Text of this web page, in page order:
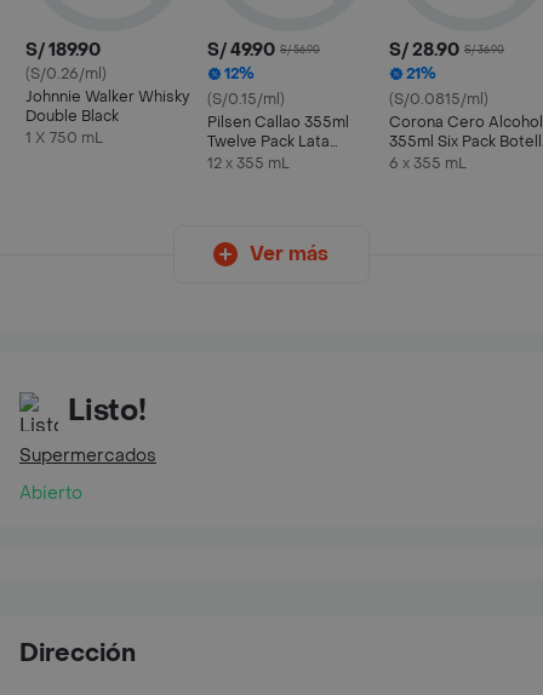
S/ 189.90
(S/0.26/ml)
Johnnie Walker Whisky
Double Black
1 X 750 mL
S/ 49.90 S/ 56.90
12%
(S/0.15/ml)
Pilsen Callao 355ml
Twelve Pack Lata
Cerveza
12 x 355 mL
S/ 28.90 S/ 36.90
21%
(S/0.0815/ml)
Corona Cero Alcohol
355ml Six Pack
Cerveza
6 x 355 mL
Ver más
Listo!
Supermercados
Abierto
Dirección